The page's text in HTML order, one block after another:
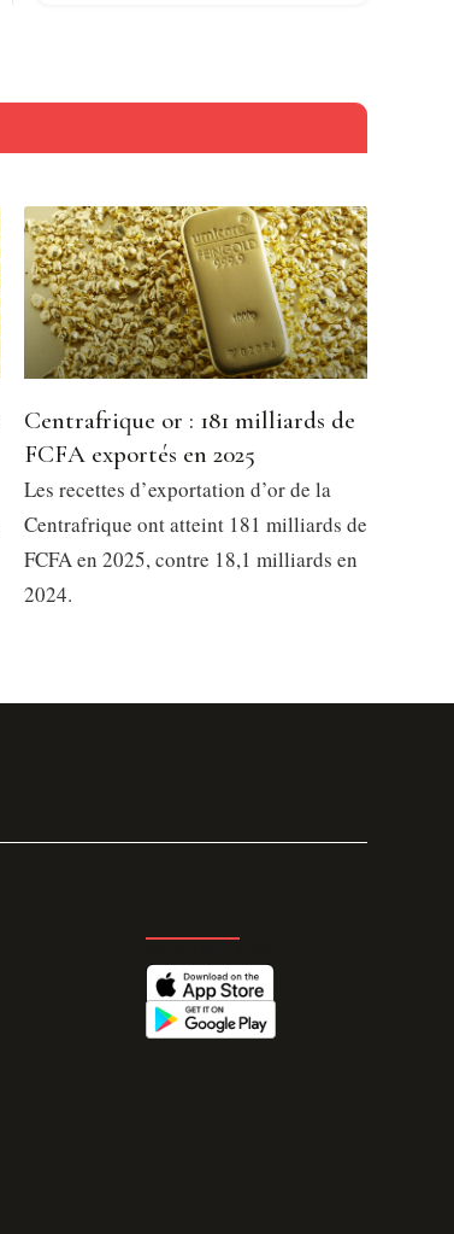
Centrafrique or : 181 milliards de
FCFA exportés en 2025
Les recettes d’exportation d’or de la
Centrafrique ont atteint 181 milliards de
FCFA en 2025, contre 18,1 milliards en
2024.